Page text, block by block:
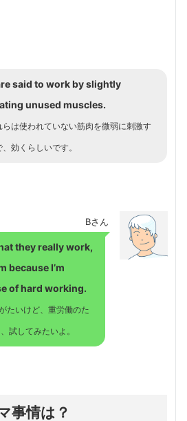
said to work by slightly
unused muscles.
らは使われていない筋肉を微弱に刺激す
効くらしいです。
Bさん
they really work,
because I’m
of hard working.
たいけど、重労働のた
試してみたいよ。
事情は？